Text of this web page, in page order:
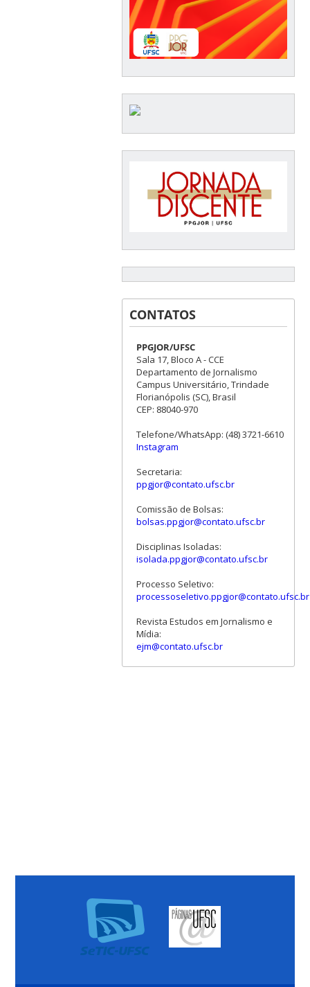
CONTATOS
PPGJOR/UFSC
Sala 17, Bloco A - CCE
Departamento de Jornalismo
Campus Universitário, Trindade
Florianópolis (SC), Brasil
CEP: 88040-970
Telefone/WhatsApp: (48) 3721-6610
Instagram
Secretaria:
ppgjor@contato.ufsc.br
Comissão de Bolsas:
bolsas.ppgjor@contato.ufsc.br
Disciplinas Isoladas:
isolada.ppgjor@contato.ufsc.br
Processo Seletivo:
processoseletivo.ppgjor@contato.ufsc.br
Revista Estudos em Jornalismo e
Mídia:
ejm@contato.ufsc.br